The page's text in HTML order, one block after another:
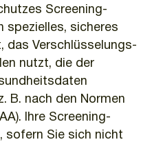
Screening-
spezielles, sicheres
das Verschlüsselungs-
nutzt, die der
B. nach den Normen
Ihre Screening-
sofern Sie sich nicht